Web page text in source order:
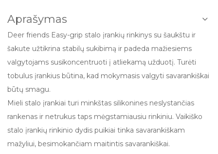
Aprašymas
Deer friends Easy-grip stalo įrankių rinkinys su šaukštu ir
šakute užtikrina stabilų sukibimą ir padeda mažiesiems
valgytojams susikoncentruoti į atliekamą užduotį. Turėti
tobulus įrankius būtina, kad mokymasis valgyti savarankiškai
būtų smagu.
Mieli stalo įrankiai turi minkštas silikonines neslystančias
rankenas ir netrukus taps mėgstamiausiu rinkiniu. Vaikiško
stalo įrankių rinkinio dydis puikiai tinka savarankiškam
mažyliui, besimokančiam maitintis savarankiškai.